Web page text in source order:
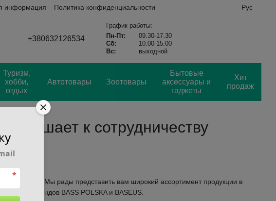
информация
Политика конфиденциальности
Рус
+380632126534
График работы:
Пн-Пт:
09.30-17.30
Сб:
10.00-15.00
Вс:
выходной
Туризм,
хобби,
отдых
Автотовары Зоотовары
Бытовые
аксессуары и
гаджеты
Хит
продаж
к сотрудничеству
Мы рады представить вам широкий ассортимент продукции в
брендов BASS POLSKA и BASEUS.
*